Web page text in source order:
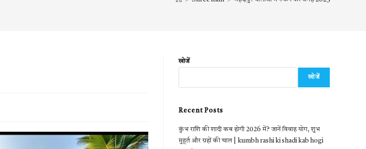
खोजें
खोजें
Recent Posts
कुंभ राशि की शादी कब होगी 2026 में? जानें विवाह योग, शुभ
मुहूर्त और ग्रहों की चाल | kumbh rashi ki shadi kab hogi